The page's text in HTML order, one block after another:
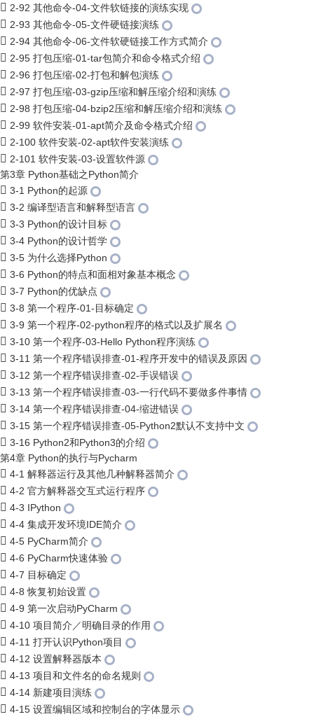
2-92 其他命令-04-文件软链接的演练实现
2-93 其他命令-05-文件硬链接演练
2-94 其他命令-06-文件软硬链接工作方式简介
2-95 打包压缩-01-tar包简介和命令格式介绍
2-96 打包压缩-02-打包和解包演练
2-97 打包压缩-03-gzip压缩和解压缩介绍和演练
2-98 打包压缩-04-bzip2压缩和解压缩介绍和演练
2-99 软件安装-01-apt简介及命令格式介绍
2-100 软件安装-02-apt软件安装演练
2-101 软件安装-03-设置软件源
第3章 Python基础之Python简介
3-1 Python的起源
3-2 编译型语言和解释型语言
3-3 Python的设计目标
3-4 Python的设计哲学
3-5 为什么选择Python
3-6 Python的特点和面相对象基本概念
3-7 Python的优缺点
3-8 第一个程序-01-目标确定
3-9 第一个程序-02-python程序的格式以及扩展名
3-10 第一个程序-03-Hello Python程序演练
3-11 第一个程序错误排查-01-程序开发中的错误及原因
3-12 第一个程序错误排查-02-手误错误
3-13 第一个程序错误排查-03-一行代码不要做多件事情
3-14 第一个程序错误排查-04-缩进错误
3-15 第一个程序错误排查-05-Python2默认不支持中文
3-16 Python2和Python3的介绍
第4章 Python的执行与Pycharm
4-1 解释器运行及其他几种解释器简介
4-2 官方解释器交互式运行程序
4-3 IPython
4-4 集成开发环境IDE简介
4-5 PyCharm简介
4-6 PyCharm快速体验
4-7 目标确定
4-8 恢复初始设置
4-9 第一次启动PyCharm
4-10 项目简介／明确目录的作用
4-11 打开认识Python项目
4-12 设置解释器版本
4-13 项目和文件名的命名规则
4-14 新建项目演练
4-15 设置编辑区域和控制台的字体显示